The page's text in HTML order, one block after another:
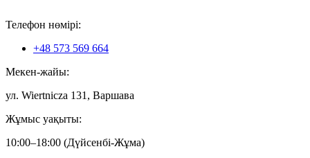
Телефон нөмірі:
+48 573 569 664
Мекен-жайы:
ул. Wiertnicza 131, Варшава
Жұмыс уақыты:
10:00–18:00 (Дүйсенбі-Жұма)